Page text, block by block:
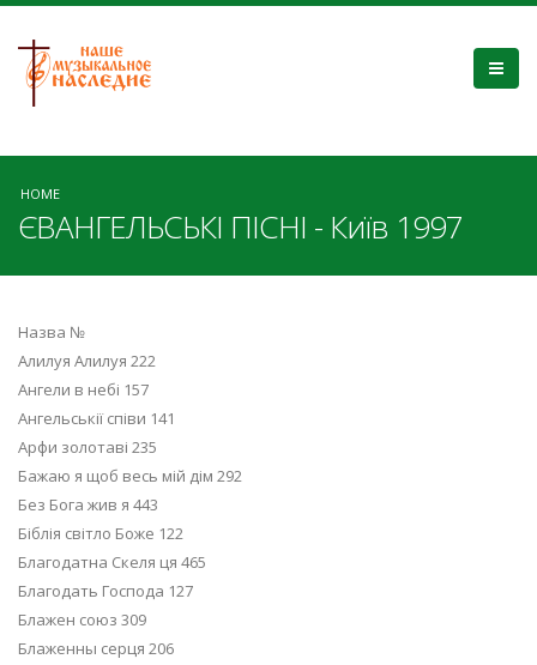
HOME
ЄВАНГЕЛЬСЬКІ ПІСНІ - Київ 1997
Назва №
Алилуя Алилуя 222
Ангели в небі 157
Ангельськії співи 141
Арфи золотаві 235
Бажаю я щоб весь мій дім 292
Без Бога жив я 443
Біблія світло Боже 122
Благодатна Скеля ця 465
Благодать Господа 127
Блажен союз 309
Блаженны серця 206